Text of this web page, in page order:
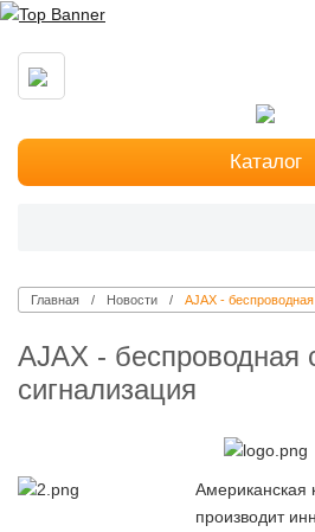
Каталог
Главная Новости AJAX -
AJAX - беспроводная
сигнализация
Американская
производит